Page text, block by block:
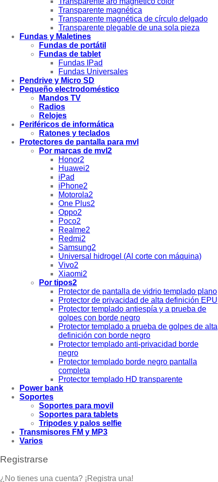
Transparente magnética
Transparente magnética de círculo delgado
Transparente plegable de una sola pieza
Fundas y Maletines
Fundas de portátil
Fundas de tablet
Fundas IPad
Fundas Universales
Pendrive y Micro SD
Pequeño electrodoméstico
Mandos TV
Radios
Relojes
Periféricos de informática
Ratones y teclados
Protectores de pantalla para mvl
Por marcas de mvl2
Honor2
Huawei2
iPad
iPhone2
Motorola2
One Plus2
Oppo2
Poco2
Realme2
Redmi2
Samsung2
Universal hidrogel (Al corte con máquina)
Vivo2
Xiaomi2
Por tipos2
Protector de pantalla de vidrio templado plano
Protector de privacidad de alta definición EPU
Protector templado antiespía y a prueba de
golpes con borde negro
Protector templado a prueba de golpes de alta
definición con borde negro
Protector templado anti-privacidad borde
negro
Protector templado borde negro pantalla
completa
Protector templado HD transparente
Power bank
Soportes
Soportes para movil
Soportes para tablets
Tripodes y palos selfie
Transmisores FM y MP3
Varios
Registrarse
¿No tienes una cuenta? ¡Registra una!